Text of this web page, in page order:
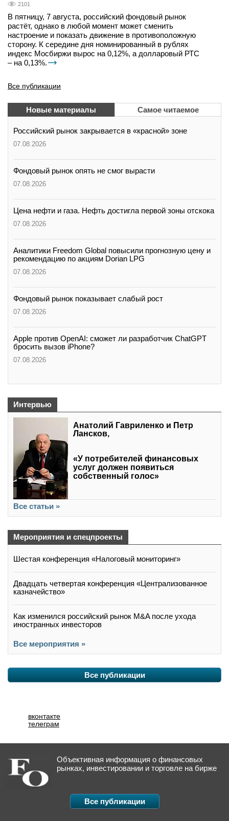
2101
В пятницу, 7 августа, российский фондовый рынок
растёт, однако в любой момент может сменить
настроение и показать движение в противоположную
сторону. К середине дня номинированный в рублях
индекс Мосбиржи вырос на 0,12%, а долларовый РТС
– на 0,13%.
Все публикации
Новые материалы Самое читаемое
Российский рынок закрывается в «красной» зоне
07.08.2026
Фондовый рынок опять не смог вырасти
07.08.2026
Цена нефти и газа. Нефть достигла первой зоны отскока
07.08.2026
Аналитики Freedom Global повысили прогнозную цену и
рекомендацию по акциям Dorian LPG
07.08.2026
Фондовый рынок показывает слабый рост
07.08.2026
Apple против OpenAI: сможет ли разработчик ChatGPT
бросить вызов iPhone?
07.08.2026
Интервью
Анатолий Гавриленко и Петр
Лансков,
«У потребителей финансовых
услуг должен появиться
собственный голос»
Все статьи »
Мероприятия и спецпроекты
Шестая конференция «Налоговый мониторинг»
Двадцать четвертая конференция «Централизованное
казначейство»
Как изменился российский рынок M&A после ухода
иностранных инвесторов
Все мероприятия »
Все публикации
вконтакте
телеграм
Объективная информация о финансовых
рынках, инвестировании и торговле на бирже
Все публикации